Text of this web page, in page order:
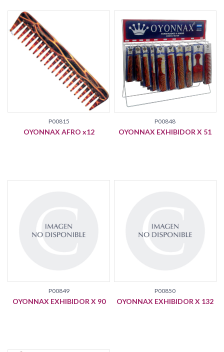
P00815
OYONNAX AFRO x12
P00848
OYONNAX EXHIBIDOR X 51
P00849
OYONNAX EXHIBIDOR X 90
P00850
OYONNAX EXHIBIDOR X 132